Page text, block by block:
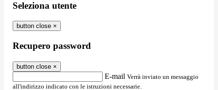
Seleziona utente
button close ×
Recupero password
button close ×
E-mail Verrà inviato un messaggio
all'indirizzo indicato con le istruzioni necessarie.